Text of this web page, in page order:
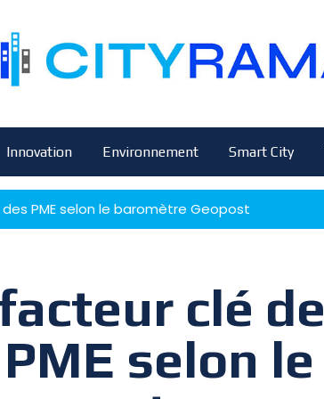
Innovation Environnement Smart City
PME selon le baromètre Geopost
clé de
selon le